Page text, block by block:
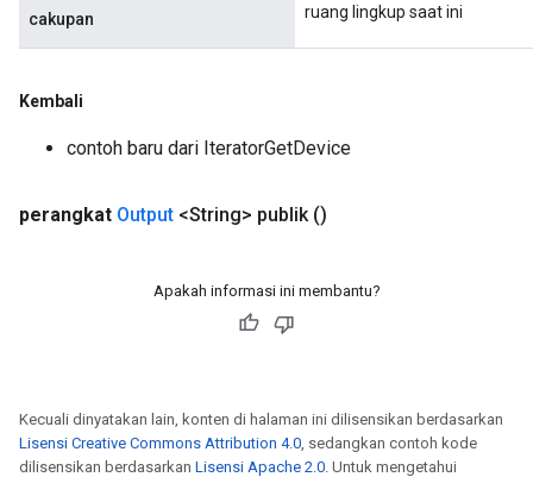
cakupan ruang lingkup saat ini
Kembali
contoh baru dari IteratorGetDevice
perangkat Output <String> publik ()
Apakah informasi ini membantu?
Kecuali dinyatakan lain, konten di halaman ini dilisensikan berdasarkan
Lisensi Creative Commons Attribution 4.0, sedangkan contoh kode
dilisensikan berdasarkan Lisensi Apache 2.0. Untuk mengetahui